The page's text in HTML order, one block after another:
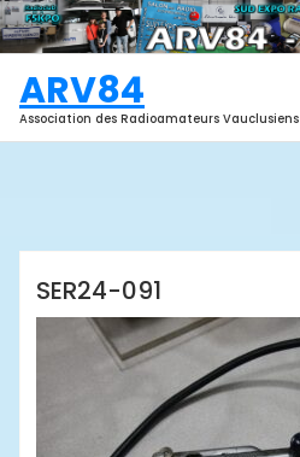
Aller
au
contenu
ARV84
Association des Radioamateurs Vauclusiens
SER24-091